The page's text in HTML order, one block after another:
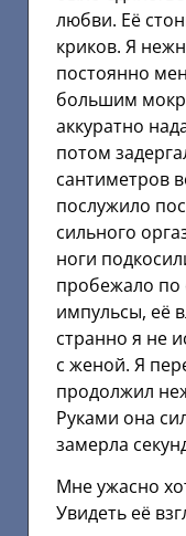
любви. Её
криков. Я
постоянно
большим
аккуратно
потом
сантиметров
послужило
сильного
ноги
пробежало по
импульсы, её
странно я не
с женой. Я
продолжил
Руками она
замерла
Мне ужасно
Увидеть её